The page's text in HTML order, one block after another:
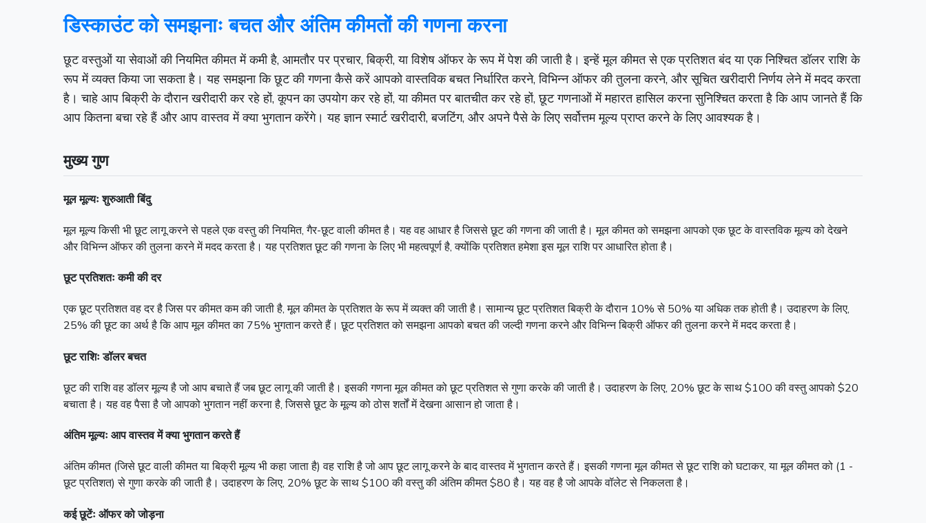
डिस्काउंट को समझनाः बचत और अंतिम कीमतों की गणना करना
छूट वस्तुओं या सेवाओं की नियमित कीमत में कमी है, आमतौर पर प्रचार, बिक्री, या विशेष ऑफर के रूप में पेश की जाती है। इन्हें मूल कीमत से एक प्रतिशत बंद या एक निश्चित डॉलर राशि के
रूप में व्यक्त किया जा सकता है। यह समझना कि छूट की गणना कैसे करें आपको वास्तविक बचत निर्धारित करने, विभिन्न ऑफर की तुलना करने, और सूचित खरीदारी निर्णय लेने में मदद करता
है। चाहे आप बिक्री के दौरान खरीदारी कर रहे हों, कूपन का उपयोग कर रहे हों, या कीमत पर बातचीत कर रहे हों, छूट गणनाओं में महारत हासिल करना सुनिश्चित करता है कि आप जानते हैं कि
आप कितना बचा रहे हैं और आप वास्तव में क्या भुगतान करेंगे। यह ज्ञान स्मार्ट खरीदारी, बजटिंग, और अपने पैसे के लिए सर्वोत्तम मूल्य प्राप्त करने के लिए आवश्यक है।
मुख्य गुण
मूल मूल्यः शुरुआती बिंदु
मूल मूल्य किसी भी छूट लागू करने से पहले एक वस्तु की नियमित, गैर-छूट वाली कीमत है। यह वह आधार है जिससे छूट की गणना की जाती है। मूल कीमत को समझना आपको एक छूट के वास्तविक मूल्य को देखने
और विभिन्न ऑफर की तुलना करने में मदद करता है। यह प्रतिशत छूट की गणना के लिए भी महत्वपूर्ण है, क्योंकि प्रतिशत हमेशा इस मूल राशि पर आधारित होता है।
छूट प्रतिशतः कमी की दर
एक छूट प्रतिशत वह दर है जिस पर कीमत कम की जाती है, मूल कीमत के प्रतिशत के रूप में व्यक्त की जाती है। सामान्य छूट प्रतिशत बिक्री के दौरान 10% से 50% या अधिक तक होती है। उदाहरण के लिए,
25% की छूट का अर्थ है कि आप मूल कीमत का 75% भुगतान करते हैं। छूट प्रतिशत को समझना आपको बचत की जल्दी गणना करने और विभिन्न बिक्री ऑफर की तुलना करने में मदद करता है।
छूट राशिः डॉलर बचत
छूट की राशि वह डॉलर मूल्य है जो आप बचाते हैं जब छूट लागू की जाती है। इसकी गणना मूल कीमत को छूट प्रतिशत से गुणा करके की जाती है। उदाहरण के लिए, 20% छूट के साथ $100 की वस्तु आपको $20
बचाता है। यह वह पैसा है जो आपको भुगतान नहीं करना है, जिससे छूट के मूल्य को ठोस शर्तों में देखना आसान हो जाता है।
अंतिम मूल्यः आप वास्तव में क्या भुगतान करते हैं
अंतिम कीमत (जिसे छूट वाली कीमत या बिक्री मूल्य भी कहा जाता है) वह राशि है जो आप छूट लागू करने के बाद वास्तव में भुगतान करते हैं। इसकी गणना मूल कीमत से छूट राशि को घटाकर, या मूल कीमत को (1 -
छूट प्रतिशत) से गुणा करके की जाती है। उदाहरण के लिए, 20% छूट के साथ $100 की वस्तु की अंतिम कीमत $80 है। यह वह है जो आपके वॉलेट से निकलता है।
कई छूटेंः ऑफर को जोड़ना